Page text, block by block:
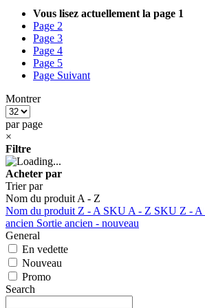
Vous lisez actuellement la page 1
Page 2
Page 3
Page 4
Page 5
Page Suivant
Montrer
par page
×
Filtre
Acheter par
Trier par
Nom du produit A - Z
Nom du produit Z - A SKU A - Z SKU Z - A
ancien Sortie ancien - nouveau
General
En vedette
Nouveau
Promo
Search